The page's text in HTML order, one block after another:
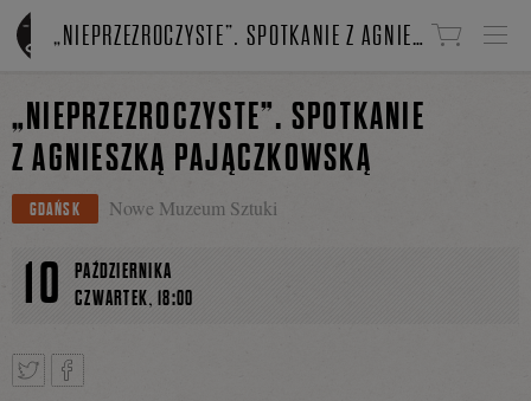
Linki do przejścia
„NIEPRZEZROCZYSTE”. SPOTKANIE Z AGNIESZKĄ PAJĄCZKOWSKĄ
„NIEPRZEZROCZYSTE”. SPOTKANIE
Z AGNIESZKĄ PAJĄCZKOWSKĄ
GDAŃSK Nowe Muzeum Sztuki
10
PAŹDZIERNIKA
CZWARTEK,18:00